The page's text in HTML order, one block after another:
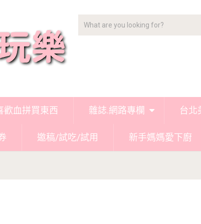
歡血拼買東西 雜誌.網路專欄 台北
邀稿/試吃/試用 新手媽媽愛下廚